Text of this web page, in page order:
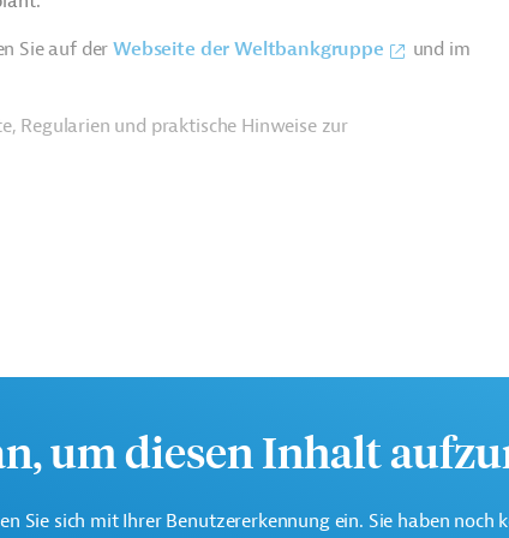
Sie auf derWebseite der Weltbankgruppe
und im
Regularien und praktische Hinweise zur
um diesen Inhalt
Sie sich mit Ihrer Benutzererkennung ein. Sie haben noch